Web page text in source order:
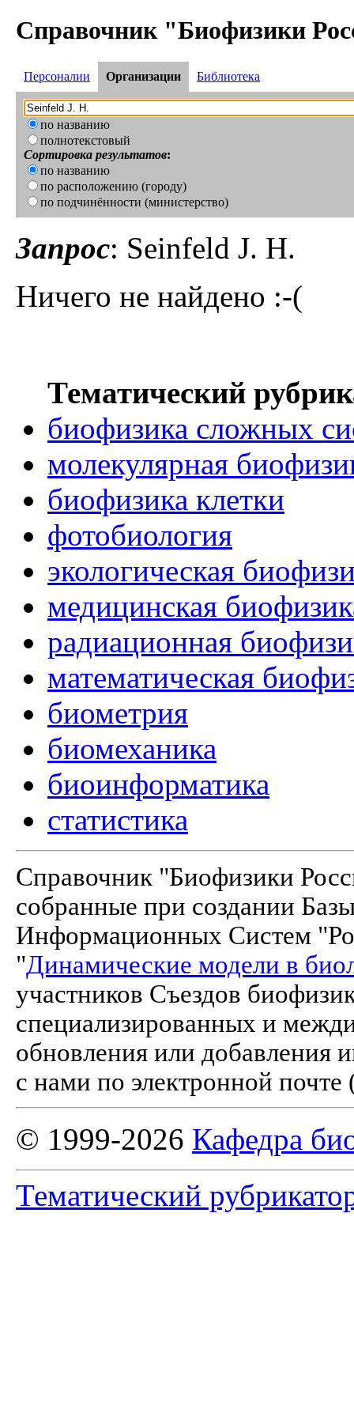
Справочник "Биофизики
Персоналии Организации Библиотека
по названию
полнотекстовый
Сортировка результатов:
по названию
по расположению (городу)
по подчинённости (министерство)
Запрос: Seinfeld J. H.
Ничего не найдено :-(
Тематический
биофизика сложных
молекулярная
биофизика клетки
фотобиология
экологическая
медицинская
радиационная
математическая
биометрия
биомеханика
биоинформатика
статистика
Справочник "Биофизики
собранные при создании
Информационных Систем
"Динамические модели в
участников Съездов
специализированных и
обновления или добавления
с нами по электронной почте
© 1999-2026 Кафедра
Тематический